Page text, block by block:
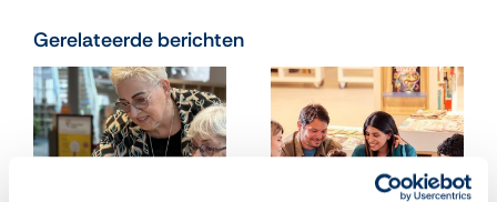
Gerelateerde berichten